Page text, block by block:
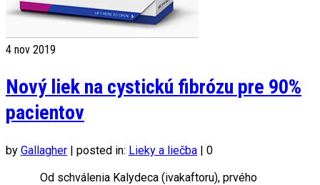
4 nov 2019
Nový liek na cystickú fibrózu pre 90%
pacientov
by Gallagher | posted in: Lieky a liečba | 0
Od schválenia Kalydeca (ivakaftoru), prvého